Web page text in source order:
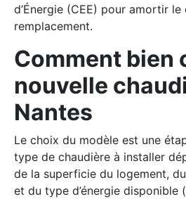
d’Énergie (CEE) pour amortir le
remplacement.
Comment bien
nouvelle
Nantes
Le choix du modèle est une
type de chaudière à installer
de la superficie du logement,
et du type d’énergie